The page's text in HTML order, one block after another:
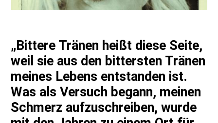
„Bittere Tränen heißt diese Seite,
weil sie aus den bittersten Tränen
meines Lebens entstanden ist.
Was als Versuch begann, meinen
Schmerz aufzuschreiben, wurde